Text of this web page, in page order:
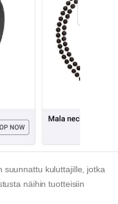
suunnattu kuluttajille, jotka
näihin tuotteisiin